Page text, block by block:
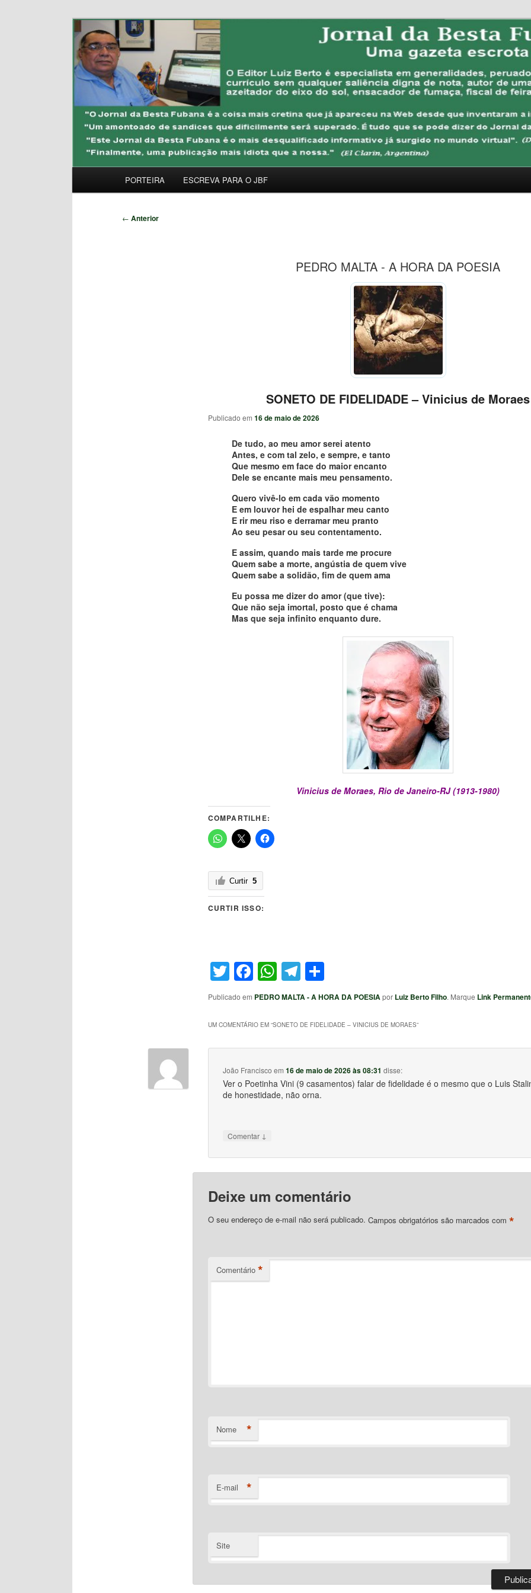
JORNAL DA BESTA FUBANA
Uma Gazeta Escrota
PORTEIRA ESCREVA PARA O JBF
Navegação
← Anterior
PEDRO MALTA - A HORA DA POESIA
SONETO DE FIDELIDADE – Vinicius de Moraes
Publicado em 16 de maio de 2026
De tudo, ao meu amor serei atento
Antes, e com tal zelo, e sempre, e tanto
Que mesmo em face do maior encanto
Dele se encante mais meu pensamento.
Quero vivê-lo em cada vão momento
E em louvor hei de espalhar meu canto
E rir meu riso e derramar meu pranto
Ao seu pesar ou seu contentamento.
E assim, quando mais tarde me procure
Quem sabe a morte, angústia de quem vive
Quem sabe a solidão, fim de quem ama
Eu possa me dizer do amor (que tive):
Que não seja imortal, posto que é chama
Mas que seja infinito enquanto dure.
Vinicius de Moraes, Rio de Janeiro-RJ (1913-1980)
COMPARTILHE:
Curtir 5
CURTIR ISSO:
Twitter
Facebook
WhatsApp
Telegram
Share
Publicado em PEDRO MALTA - A HORA DA POESIApor Luiz Berto Filho. Marque Link
UM COMENTÁRIO EM “SONETO DE FIDELIDADE – VINICIUS DE MORAES”
João Francisco em16 de maio de 2026 às 08:31 disse:
Ver o Poetinha Vini (9 casamentos) falar de fidelidade é o mesmo que o Luis
de honestidade, não orna.
Comentar ↓
Deixe um comentário
O seu endereço de e-mail não será publicado. Campos obrigatórios são marcados com *
Comentário *
Nome *
E-mail *
Site